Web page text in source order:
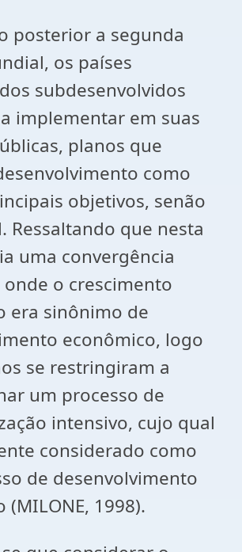
posterior a segunda
os países
subdesenvolvidos
implementar em suas
planos que
como
objetivos, senão
Ressaltando que nesta
uma convergência
o crescimento
era sinônimo de
econômico, logo
se restringiram a
um processo de
intensivo, cujo qual
considerado como
de desenvolvimento
(MILONE, 1998).